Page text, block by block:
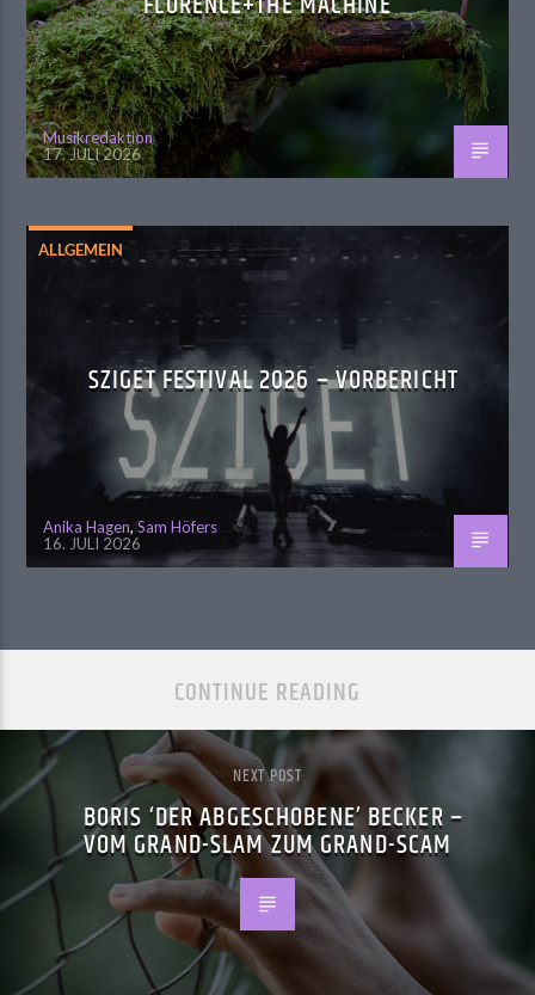
Musikredaktion
17. JULI 2026
ALLGEMEIN
SZIGET FESTIVAL 2026 – VORBERICHT
Anika Hagen,Sam Höfers
16. JULI 2026
CONTINUE READING
NEXT POST
BORIS ‘DER ABGESCHOBENE’ BECKER –
VOM GRAND-SLAM ZUM GRAND-SCAM